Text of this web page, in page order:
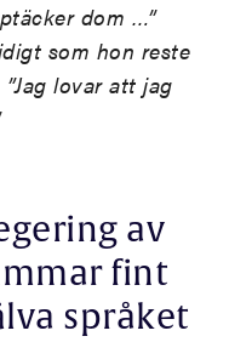
dom …”
som hon reste
lovar att jag
av
fint
språket